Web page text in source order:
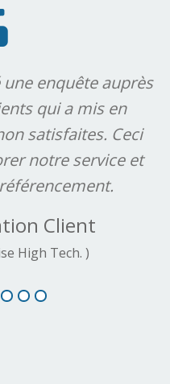
en
Ceci
et
We
for all plant
rapid